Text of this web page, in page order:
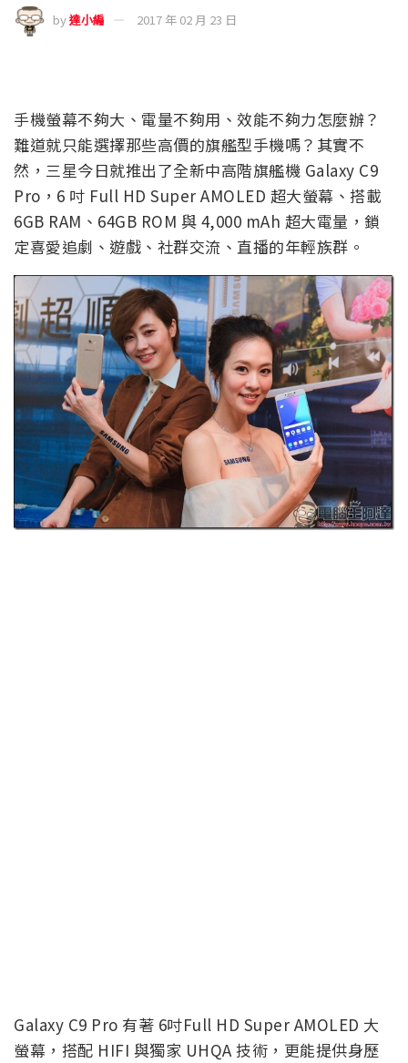
by達小編 2017 年 02 月 23 日
手機螢幕不夠大、電量不夠用、效能不夠力怎麼辦？
難道就只能選擇那些高價的旗艦型手機嗎？其實不
然，三星今日就推出了全新中高階旗艦機 Galaxy C9
Pro，6 吋 Full HD Super AMOLED 超大螢幕、搭載
6GB RAM、64GB ROM 與 4,000 mAh 超大電量，鎖
定喜愛追劇、遊戲、社群交流、直播的年輕族群。
Galaxy C9 Pro 有著 6吋Full HD Super AMOLED 大
螢幕，搭配 HIFI 與獨家 UHQA 技術，更能提供身歷